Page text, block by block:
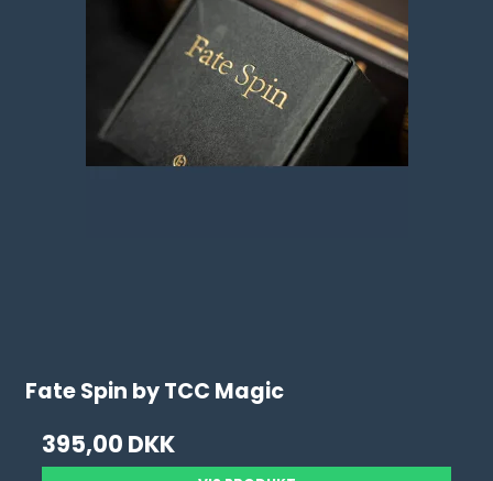
Fate Spin by TCC Magic
395,00 DKK